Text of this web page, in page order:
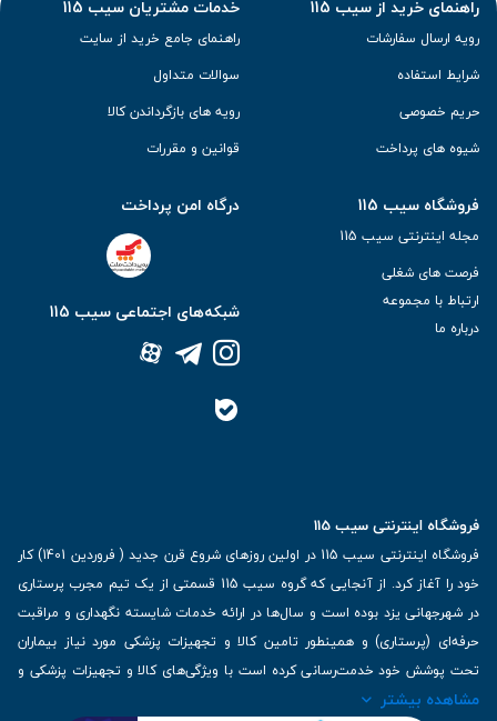
راهنمای خرید از سیب 115
رویه ارسال سفارشات
شرایط استفاده
حریم خصوصی
شیوه های پرداخت
خدمات مشتریان سیب 115
راهنمای جامع خرید از سایت
سوالات متداول
رویه های بازگرداندن کالا
قوانین و مقررات
فروشگاه سیب 115
مجله اینترنتی سیب 115
فرصت های شغلی
ارتباط با مجموعه
درباره ما
درگاه امن پرداخت
شبکه‌های اجتماعی سیب 115
فروشگاه اینترنتی سیب 115
فروشگاه اینترنتی سیب 115 در اولین روزهای شروع قرن جدید ( فروردین 1401) کار
خود را آغاز کرد. از آنجایی که گروه سیب 115 قسمتی از یک تیم مجرب پرستاری
در شهرجهانی یزد بوده است و سال‌ها در ارائه خدمات شایسته نگهداری و مراقبت
حرفه‌ای (پرستاری) و همینطور تامین کالا و تجهیزات پزشکی مورد نیاز بیماران
تحت پوشش خود خدمت‌رسانی کرده است با ویژگی‌های کالا و تجهیزات پزشکی و
برترین برندهای موجود در بازار اطلاعات بسیار ارزشمندی را دارا می‌باشد
مشاهده بیشتر